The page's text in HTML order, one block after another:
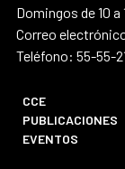
Domingos de 10 a
Correo
Teléfono: 55-55-
CCE
PUBLICACIONES
EVENTOS